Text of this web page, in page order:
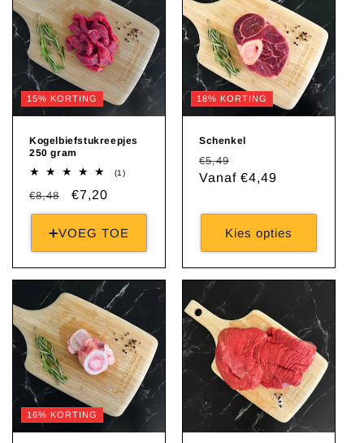
15% KORTING
Kogelbiefstukreepjes
250 gram
(1)1
Normale
prijs
€8,48 Aanbiedingsprijs
€7,20
➕VOEG TOE
18% KORTING
Schenkel
Normale
prijs
€5,49
Vanaf €4,49
Kies opties
16% KORTING